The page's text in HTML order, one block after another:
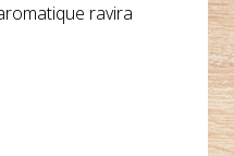
ravira